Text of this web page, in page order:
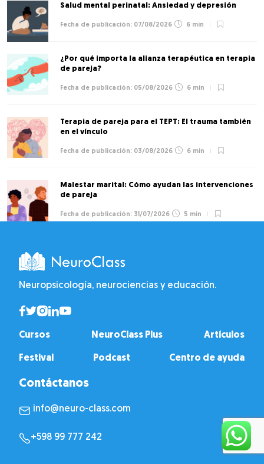
Salud mental perinatal: Ansiedad y depresión
07/08/2026 6 min
¿Por qué importa la alianza terapéutica en terapia
de pareja?
05/08/2026 6 min
Terapia de pareja para el TEPT: El trauma también
en el vínculo
03/08/2026 6 min
Malestar marital: Cómo ayudan las intervenciones
de pareja
31/07/2026 5 min
Neuropsicología, neurociencias y educación.
Cursos NeuroClass Plus Artículos
Festival Podcast Centro de ayuda
Contáctanos
info@neuro-class.com
+598 99 777 242